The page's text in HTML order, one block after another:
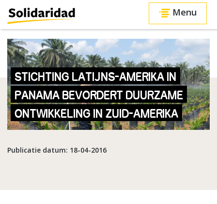
Menu
STICHTING LATIJNS-AMERIKA IN
PANAMA BEVORDERT DUURZAME
ONTWIKKELING IN ZUID-AMERIKA
Publicatie datum: 18-04-2016